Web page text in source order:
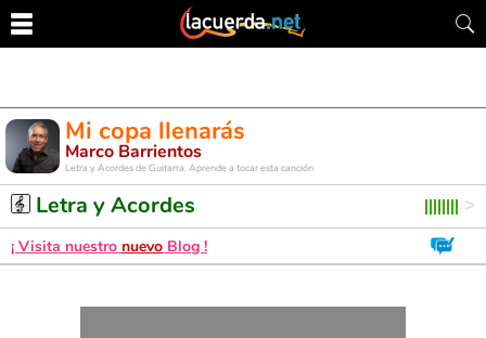
Mi copa llenarás
Marco Barrientos
Letra y Acordes de Guitarra. Aprende a tocar esta canción
Letra y Acordes
¡ Visita nuestro nuevo Blog !